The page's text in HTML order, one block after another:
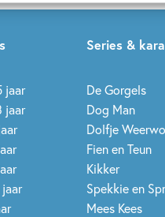
jaar
jaar
Series &
De Gorgels
Dog Man
Dolfje
Fien en Teun
Kikker
Spekkie en
Mees Kees